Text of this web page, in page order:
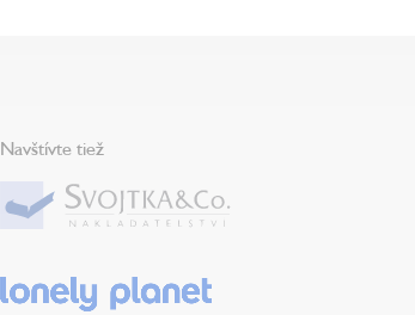
Navštívte tiež